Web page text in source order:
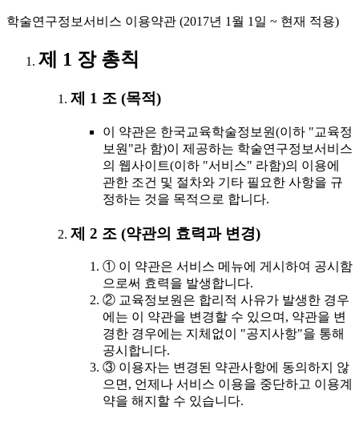
학술연구정보서비스 이용약관 (2017년 1월 1일 ~ 현재 적용)
제 1 장 총칙
제 1 조 (목적)
이 약관은 한국교육학술정보원(이하 "교육정
보원"라 함)이 제공하는 학술연구정보서비스
의 웹사이트(이하 "서비스" 라함)의 이용에
관한 조건 및 절차와 기타 필요한 사항을 규
정하는 것을 목적으로 합니다.
제 2 조 (약관의 효력과 변경)
① 이 약관은 서비스 메뉴에 게시하여 공시함
으로써 효력을 발생합니다.
② 교육정보원은 합리적 사유가 발생한 경우
에는 이 약관을 변경할 수 있으며, 약관을 변
경한 경우에는 지체없이 "공지사항"을 통해
공시합니다.
③ 이용자는 변경된 약관사항에 동의하지 않
으면, 언제나 서비스 이용을 중단하고 이용계
약을 해지할 수 있습니다.